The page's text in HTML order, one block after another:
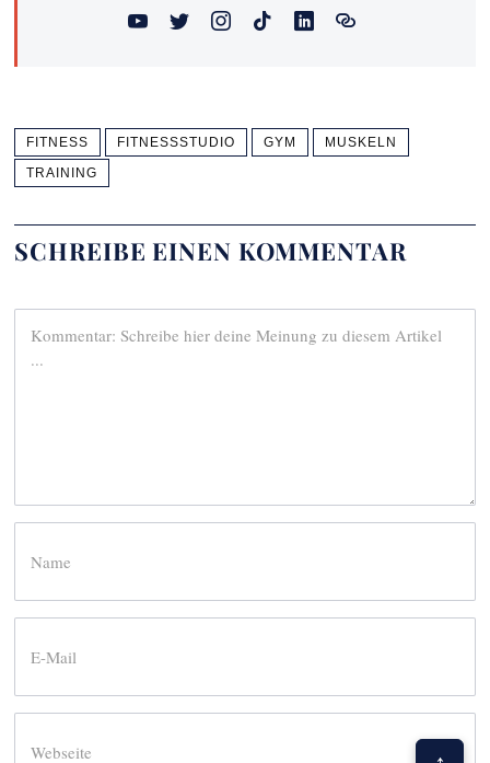
FITNESS FITNESSSTUDIO GYM
MUSKELN
TRAINING
SCHREIBE EINEN KOMMENTAR